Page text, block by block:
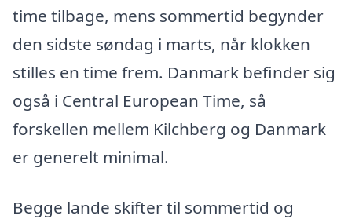
time tilbage, mens sommertid begynder
den sidste søndag i marts, når klokken
stilles en time frem. Danmark befinder sig
også i Central European Time, så
forskellen mellem Kilchberg og Danmark
er generelt minimal.
Begge lande skifter til sommertid og